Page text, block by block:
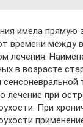
имела прямую
времени между
лечения.
в возрасте
лечение при
При